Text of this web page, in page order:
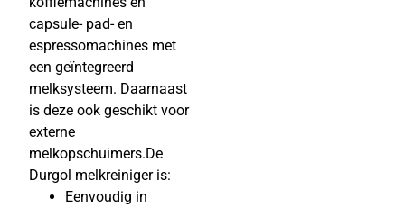
capsule- pad- en
espressomachines met
een geïntegreerd
melksysteem. Daarnaast
is deze ook geschikt voor
externe
melkopschuimers.De
Durgol melkreiniger is:
Eenvoudig in